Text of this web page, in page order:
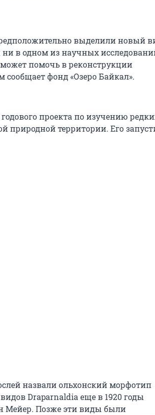
выделили новый
ни в одном из научных
помочь в реконструкции
сообщает фонд «Озеро Байкал».
проекта по изучению
природной территории. Его
назвали ольхонский морфотип
Draparnaldia еще в 1920 годы
Мейер. Позже эти виды были